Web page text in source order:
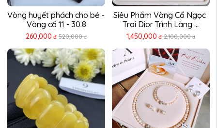
Vòng huyết phách cho bé -
Vòng cổ 11 - 30.8
260,000 đ 520,000 đ
Siêu Phẩm Vòng Cổ Ngọc
Trai Dior Trình Làng ...
1,450,000 đ 2,100,000 đ